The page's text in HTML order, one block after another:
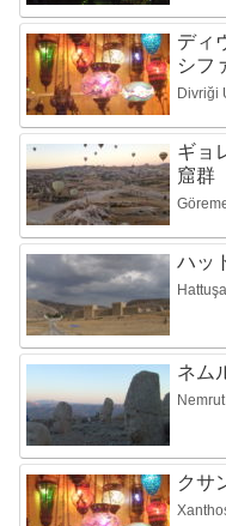
ディ
シフ
Divriği
ギョ
窟群
ハッ
ネム
クサ